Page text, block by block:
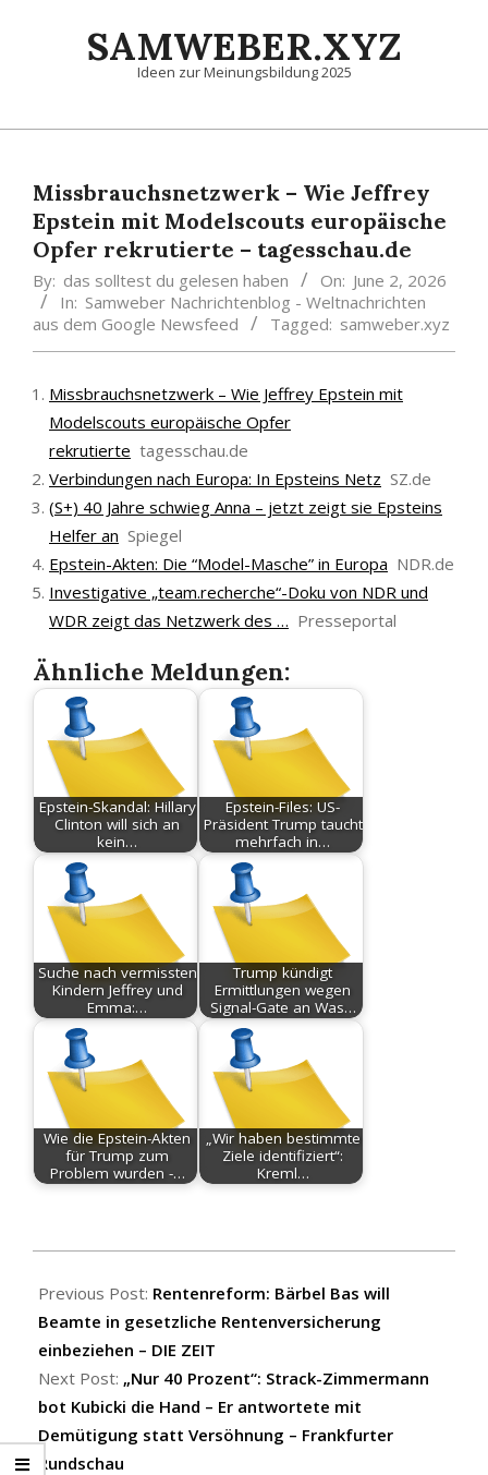
SAMWEBER.XYZ
Ideen zur Meinungsbildung 2025
Primary
MenuMissbrauchsnetzwerk – Wie Jeffrey
Epstein mit Modelscouts europäische
Opfer rekrutierte – tagesschau.de
By: das solltest du gelesen haben On: June 2, 2026
In: Samweber Nachrichtenblog - Weltnachrichten
aus dem Google Newsfeed
Tagged: samweber.xyz
Missbrauchsnetzwerk – Wie Jeffrey Epstein mit
Modelscouts europäische Opfer
rekrutierte tagesschau.de
Verbindungen nach Europa: In Epsteins Netz SZ.de
(S+) 40 Jahre schwieg Anna – jetzt zeigt sie Epsteins
Helfer an Spiegel
Epstein-Akten: Die “Model-Masche” in Europa NDR.de
Investigative „team.recherche“-Doku von NDR und
WDR zeigt das Netzwerk des … Presseportal
Ähnliche Meldungen:
Epstein-Skandal: Hillary
Clinton will sich an
kein…
Epstein-Files: US-
Präsident Trump taucht
mehrfach in…
Suche nach vermissten
Kindern Jeffrey und
Emma:…
Trump kündigt
Ermittlungen wegen
Signal-Gate an Was…
Wie die Epstein-Akten
für Trump zum
Problem wurden -…
„Wir haben bestimmte
Ziele identifiziert“:
Kreml…
06-
02
Previous Post: Rentenreform: Bärbel Bas will
Beamte in gesetzliche Rentenversicherung
einbeziehen – DIE ZEIT
Next Post: „Nur 40 Prozent“: Strack-Zimmermann
bot Kubicki die Hand – Er antwortete mit
Demütigung statt Versöhnung – Frankfurter
Rundschau